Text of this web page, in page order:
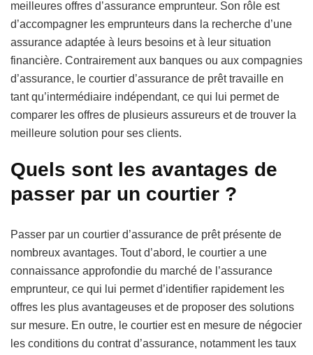
meilleures offres d’assurance emprunteur. Son rôle est
d’accompagner les emprunteurs dans la recherche d’une
assurance adaptée à leurs besoins et à leur situation
financière. Contrairement aux banques ou aux compagnies
d’assurance, le courtier d’assurance de prêt travaille en
tant qu’intermédiaire indépendant, ce qui lui permet de
comparer les offres de plusieurs assureurs et de trouver la
meilleure solution pour ses clients.
Quels sont les avantages de
passer par un courtier ?
Passer par un courtier d’assurance de prêt présente de
nombreux avantages. Tout d’abord, le courtier a une
connaissance approfondie du marché de l’assurance
emprunteur, ce qui lui permet d’identifier rapidement les
offres les plus avantageuses et de proposer des solutions
sur mesure. En outre, le courtier est en mesure de négocier
les conditions du contrat d’assurance, notamment les taux